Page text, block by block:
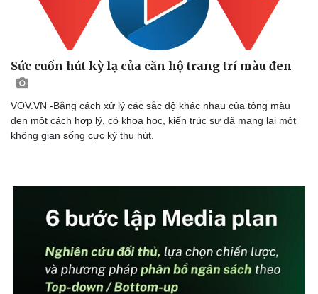
Sức cuốn hút kỳ lạ của căn hộ trang trí màu đen
VOV.VN -Bằng cách xử lý các sắc độ khác nhau của tông màu
đen một cách hợp lý, có khoa học, kiến trúc sư đã mang lại một
không gian sống cực kỳ thu hút.